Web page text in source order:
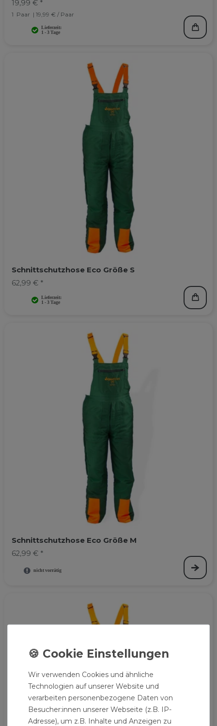
19,99 € *
1 Paar | 19,99 € / Paar
Schnittschutzhose Eco Größe S
62,99 € *
Schnittschutzhose Eco Größe M
62,99 € *
Wir verwenden Cookies und ähnliche
Technologien auf unserer Website und
verarbeiten personenbezogene Daten von
Besucher:innen unserer Webseite (z.B. IP-
Adresse), um z.B. Inhalte und Anzeigen zu